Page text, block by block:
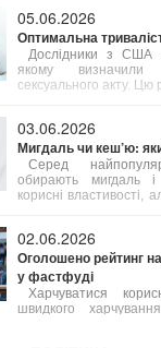
Проте експерт
морозива на
ефекту — необхідна
05.06.2026
Оптимальна
Дослідники з США
якому визначили
сексуального акту. Цю
03.06.2026
Мигдаль чи кеш’ю:
Серед
обирають мигдаль
корисні властивості,
потреб.
02.06.2026
Оголошено рейтинг
у фастфуді
Харчуватися
швидкого
здорових варіантів